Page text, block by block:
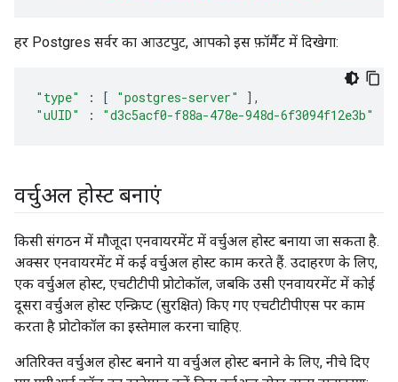
हर Postgres सर्वर का आउटपुट, आपको इस फ़ॉर्मैट में दिखेगा:
"type" : [ "postgres-server"
],
"uUID"
: "d3c5acf0-f88a-478e-948d-6f3094f12e3b"
वर्चुअल होस्ट बनाएं
किसी संगठन में मौजूदा एनवायरमेंट में वर्चुअल होस्ट बनाया जा सकता है.
अक्सर एनवायरमेंट में कई वर्चुअल होस्ट काम करते हैं. उदाहरण के लिए,
एक वर्चुअल होस्ट, एचटीटीपी प्रोटोकॉल, जबकि उसी एनवायरमेंट में कोई
दूसरा वर्चुअल होस्ट एन्क्रिप्ट (सुरक्षित) किए गए एचटीटीपीएस पर काम
करता है प्रोटोकॉल का इस्तेमाल करना चाहिए.
अतिरिक्त वर्चुअल होस्ट बनाने या वर्चुअल होस्ट बनाने के लिए, नीचे दिए